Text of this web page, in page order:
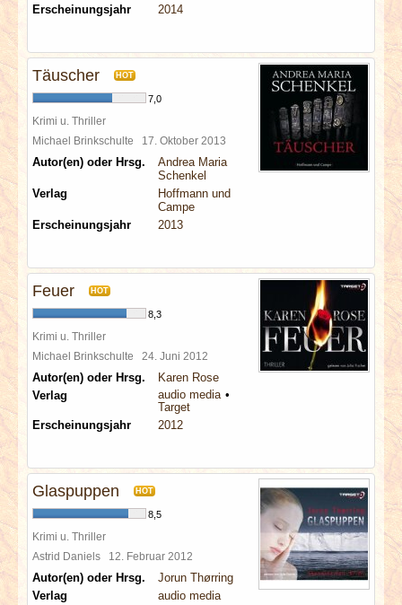
Erscheinungsjahr
2014
Täuscher HOT
7,0
Krimi u. Thriller
Michael Brinkschulte 17. Oktober 2013
Autor(en) oder Hrsg.
Andrea Maria
Schenkel
Verlag
Hoffmann und
Campe
Erscheinungsjahr
2013
Feuer HOT
8,3
Krimi u. Thriller
Michael Brinkschulte 24. Juni 2012
Autor(en) oder Hrsg.
Karen Rose
Verlag
audio media
Target
Erscheinungsjahr
2012
Glaspuppen HOT
8,5
Krimi u. Thriller
Astrid Daniels 12. Februar 2012
Autor(en) oder Hrsg.
Jorun Thørring
Verlag
audio media